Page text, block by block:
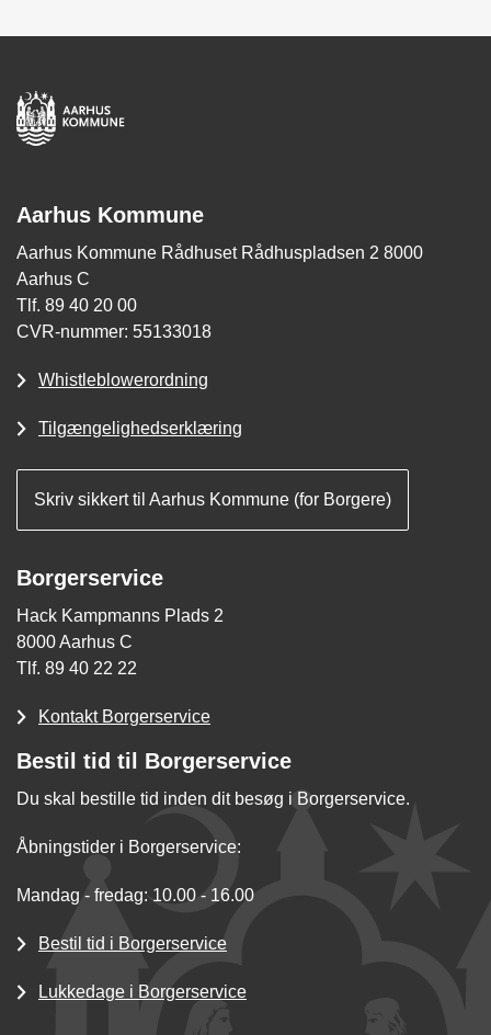
Aarhus Kommune
Aarhus Kommune Rådhuset Rådhuspladsen 2 8000
Aarhus C
Tlf. 89 40 20 00
CVR-nummer: 55133018
Whistleblowerordning
Tilgængelighedserklæring
Skriv sikkert til Aarhus Kommune (for Borgere)
Borgerservice
Hack Kampmanns Plads 2
8000 Aarhus C
Tlf. 89 40 22 22
Kontakt Borgerservice
Bestil tid til Borgerservice
Du skal bestille tid inden dit besøg i Borgerservice.
Åbningstider i Borgerservice:
Mandag - fredag: 10.00 - 16.00
Bestil tid i Borgerservice
Lukkedage i Borgerservice